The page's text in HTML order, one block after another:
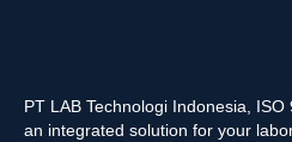
PT LAB Technologi Indonesia,
an integrated solution for your